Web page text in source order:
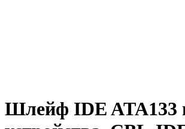
Шлейф IDE ATA133